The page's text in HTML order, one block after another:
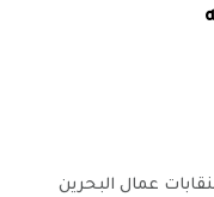
عمال البحرين